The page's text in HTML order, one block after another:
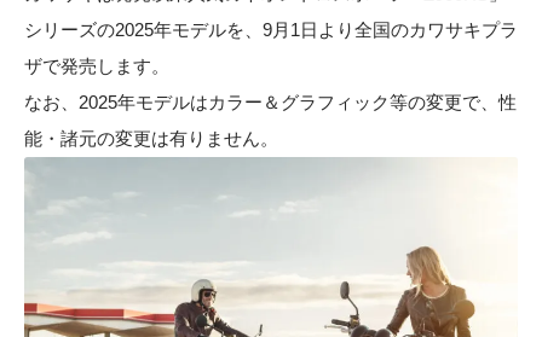
シリーズの2025年モデルを、9月1日より全国のカワサキプラ
ザで発売します。
なお、2025年モデルはカラー＆グラフィック等の変更で、性
能・諸元の変更は有りません。